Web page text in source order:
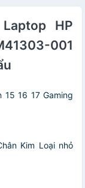
HP
001
15 16 17 Gaming
Kim Loại nhỏ